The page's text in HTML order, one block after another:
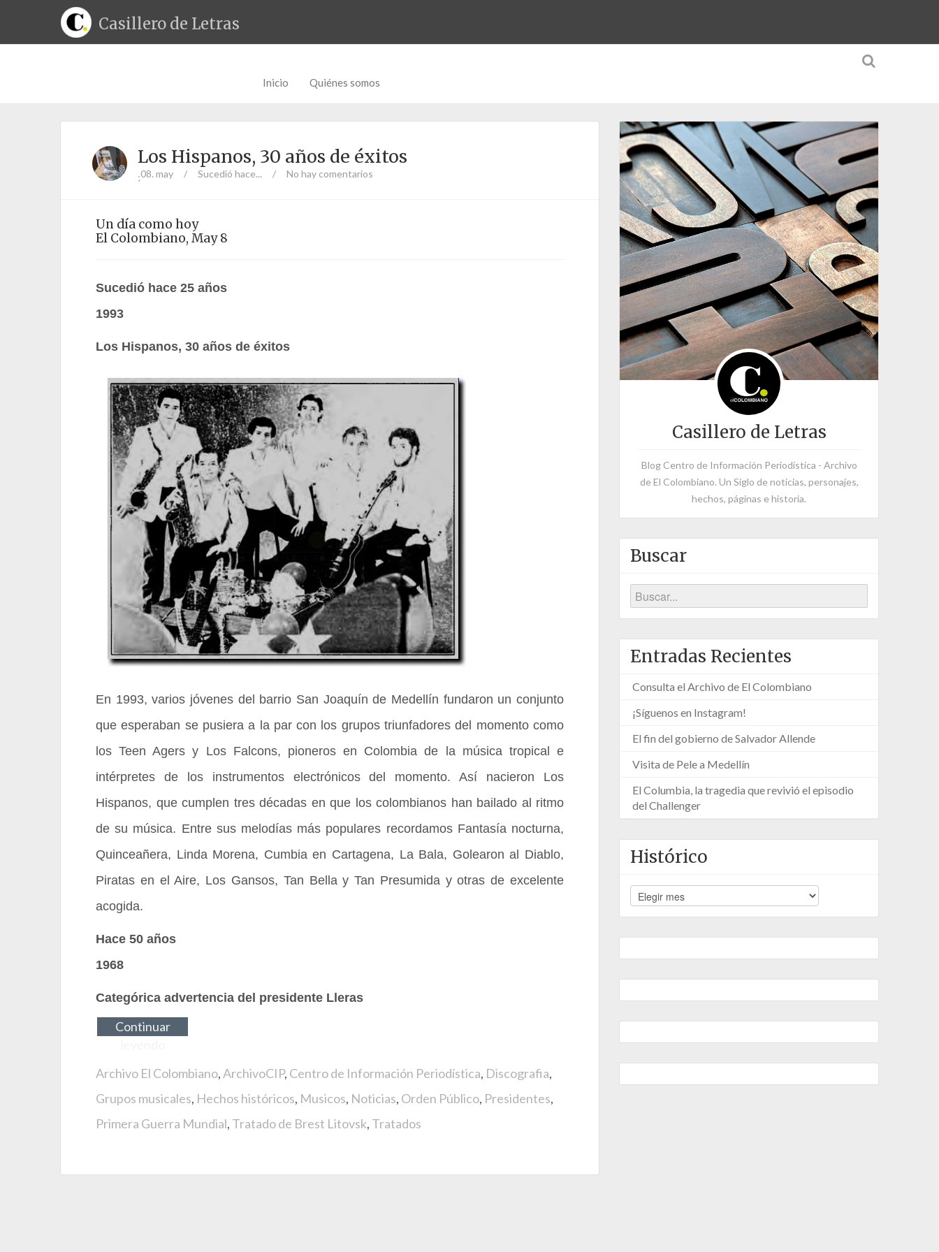
Casillero de Letras
Inicio Quiénes somos
Los Hispanos, 30 años de éxitos
;08. may / Sucedió hace... / No hay comentarios
Un día como hoy
El Colombiano, May 8
Sucedió hace 25 años
1993
Los Hispanos, 30 años de éxitos
En 1993, varios jóvenes del barrio San Joaquín de Medellín fundaron un conjunto
que esperaban se pusiera a la par con los grupos triunfadores del momento como
los Teen Agers y Los Falcons, pioneros en Colombia de la música tropical e
intérpretes de los instrumentos electrónicos del momento. Así nacieron Los
Hispanos, que cumplen tres décadas en que los colombianos han bailado al ritmo
de su música. Entre sus melodías más populares recordamos Fantasía nocturna,
Quinceañera, Linda Morena, Cumbia en Cartagena, La Bala, Golearon al Diablo,
Piratas en el Aire, Los Gansos, Tan Bella y Tan Presumida y otras de excelente
acogida.
Hace 50 años
1968
Categórica advertencia del presidente Lleras
Continuar
Archivo El Colombiano,ArchivoCIP, Centro de Información Periodística, Discografia,
Grupos musicales, Hechos históricos, Musicos, Noticias, Orden Público, Presidentes,
Primera Guerra Mundial, Tratado de Brest Litovsk, Tratados
Casillero de Letras
Blog Centro de Información Periodística - Archivo
de El Colombiano. Un Siglo de noticias, personajes,
hechos, páginas e historia.
Buscar
Entradas Recientes
Consulta el Archivo de El Colombiano
¡Síguenos en Instagram!
El fin del gobierno de Salvador Allende
Visita de Pele a Medellín
El Columbia, la tragedia que revivió el episodio
del Challenger
Histórico